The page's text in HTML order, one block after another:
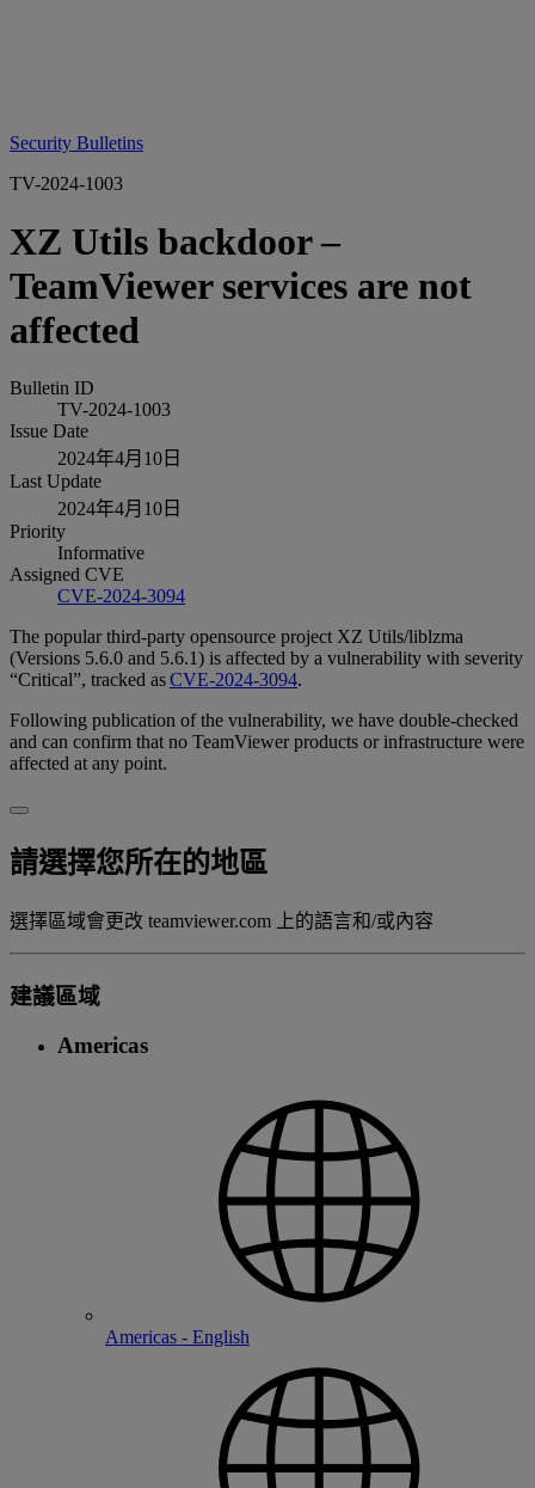
Security Bulletins
TV-2024-1003
XZ Utils backdoor –
TeamViewer services are not
affected
Bulletin ID
TV-2024-1003
Issue Date
2024年4月10日
Last Update
2024年4月10日
Priority
Informative
Assigned CVE
CVE-2024-3094
The popular third-party opensource project XZ Utils/liblzma
(Versions 5.6.0 and 5.6.1) is affected by a vulnerability with severity
“Critical”, tracked asCVE-2024-3094.
Following publication of the vulnerability, we have double-checked
and can confirm that no TeamViewer products or infrastructure were
affected at any point.
請選擇您所在的地區
選擇區域會更改 teamviewer.com 上的語言和/或內容
建議區域
Americas
Americas - English